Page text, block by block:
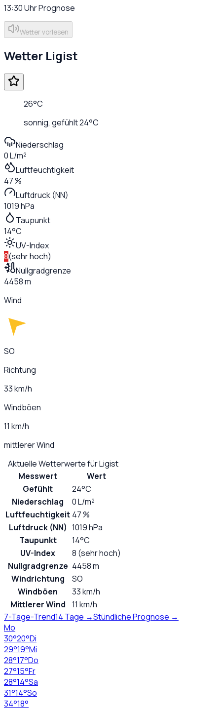
13:30UhrPrognose
Wetter vorlesen
Wetter Ligist
26°C
sonnig, gefühlt24°C
Niederschlag
0 L/m²
Luftfeuchtigkeit
47 %
Luftdruck (NN)
1019 hPa
Taupunkt
14°C
UV-Index
8(sehr hoch)
Nullgradgrenze
4458 m
Wind
SO
Richtung
33 km/h
Windböen
11 km/h
mittlerer Wind
Aktuelle Wetterwerte fürLigist
Messwert
Wert
Gefühlt
24°C
Niederschlag
0 L/m²
Luftfeuchtigkeit 47 %
Luftdruck (NN) 1019 hPa
Taupunkt
14°C
UV-Index
8 (sehr hoch)
Nullgradgrenze 4458 m
Windrichtung
SO
Windböen
33 km/h
Mittlerer Wind
11 km/h
7-Tage-Trend14 Tage →Stündliche Prognose →
Mo
30°20°Di
29°19°Mi
28°17°Do
27°15°Fr
28°14°Sa
31°14°So
34°18°